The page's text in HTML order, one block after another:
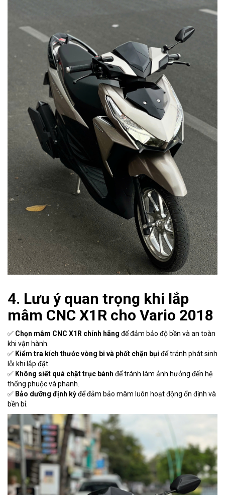
4. Lưu ý quan trọng khi lắp
mâm CNC X1R cho Vario 2018
✅ Chọn mâm CNC X1R chính hãng để đảm bảo độ bền và an toàn
khi vận hành.
✅ Kiểm tra kích thước vòng bi và phốt chặn bụi để tránh phát sinh
lỗi khi lắp đặt.
✅ Không siết quá chặt trục bánh để tránh làm ảnh hưởng đến hệ
thống phuộc và phanh.
✅ Bảo dưỡng định kỳđể đảm bảo mâm luôn hoạt động ổn định và
bền bỉ.